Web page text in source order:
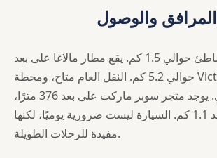
المرافق والوصول
المسافة إلى الشاطئ حوالي 1.5 كم. يقع مطار مالاغا على بعد
حوالي 5.2 كم. النقل العام متاح، ومحطة Victoria Kent في
نطاق المشي. يوجد متجر سوبر ماركت على بعد 376 مترًا،
ومستشفى على بعد 1.1 كم. السيارة ليست ضرورية يوميًا، لكنها
مفيدة للرحلات الطويلة.